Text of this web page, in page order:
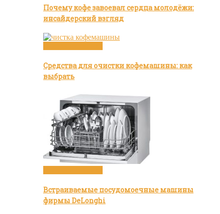
Почему кофе завоевал сердца молодёжи:
инсайдерский взгляд
Средства для очистки кофемашины: как
выбрать
Встраиваемые посудомоечные машины
фирмы DeLonghi